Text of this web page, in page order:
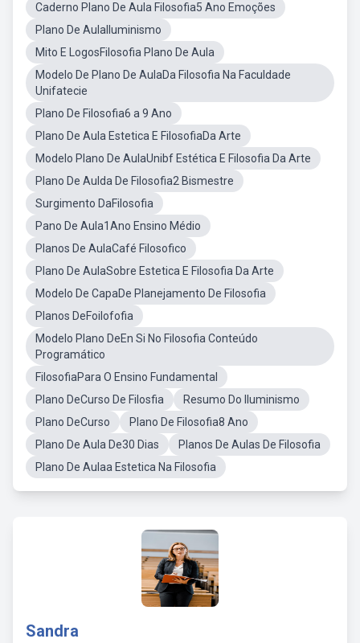
Caderno Plano De Aula Filosofia5 Ano Emoções
Plano De AulaIluminismo
Mito E LogosFilosofia Plano De Aula
Modelo De Plano De AulaDa Filosofia Na Faculdade
Unifatecie
Plano De Filosofia6 a 9 Ano
Plano De Aula Estetica E FilosofiaDa Arte
Modelo Plano De AulaUnibf Estética E Filosofia Da Arte
Plano De Aulda De Filosofia2 Bismestre
Surgimento DaFilosofia
Pano De Aula1Ano Ensino Médio
Planos De AulaCafé Filosofico
Plano De AulaSobre Estetica E Filosofia Da Arte
Modelo De CapaDe Planejamento De Filosofia
Planos DeFoilofofia
Modelo Plano DeEn Si No Filosofia Conteúdo
Programático
FilosofiaPara O Ensino Fundamental
Plano DeCurso De Filosfia
Resumo Do Iluminismo
Plano DeCurso
Plano De Filosofia8 Ano
Plano De Aula De30 Dias
Planos De Aulas De Filosofia
Plano De Aulaa Estetica Na Filosofia
Sandra